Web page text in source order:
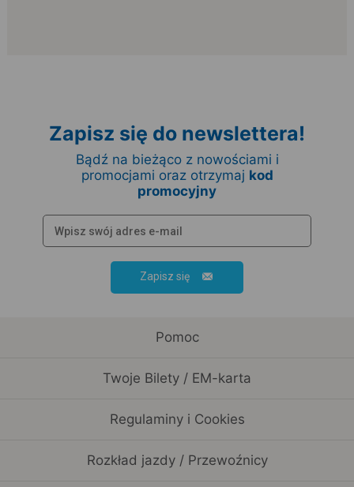
Zapisz się do newslettera!
Bądź na bieżąco z nowościami i
promocjami oraz otrzymaj kod
promocyjny
Zapisz się
Pomoc
Twoje Bilety / EM-karta
Regulaminy i Cookies
Rozkład jazdy / Przewoźnicy